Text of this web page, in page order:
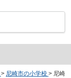
> 尼崎市の小学校 > 尼崎